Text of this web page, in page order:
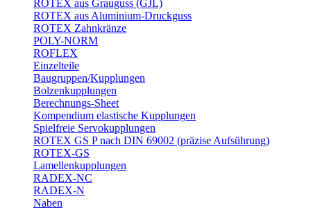
ROTEX aus Grauguss (GJL)
ROTEX aus Aluminium-Druckguss
ROTEX Zahnkränze
POLY-NORM
ROFLEX
Einzelteile
Baugruppen/Kupplungen
Bolzenkupplungen
Berechnungs-Sheet
Kompendium elastische Kupplungen
Spielfreie Servokupplungen
ROTEX GS P nach DIN 69002 (präzise Aufsührung)
ROTEX-GS
Lamellenkupplungen
RADEX-NC
RADEX-N
Naben